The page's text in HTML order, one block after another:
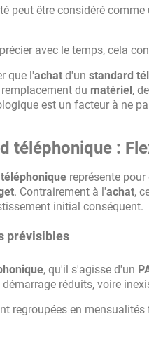
peut être considéré
avec le temps, cela
que l'achat d'un standard
du matériel,
est un facteur à ne
téléphonique :
représente
. Contrairement à l'achat,
initial conséquent.
prévisibles
, qu'il s'agisse d'un
démarrage réduits, voire
regroupées en